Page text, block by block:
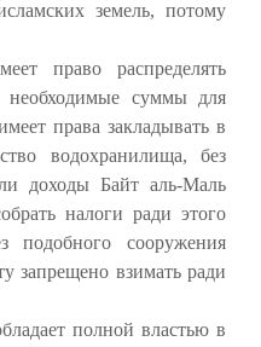
земель, потому
право распределять
необходимые суммы для
права закладывать в
водохранилища, без
доходы Байт аль-Маль
налоги ради этого
подобного сооружения
запрещено взимать ради
полной властью в